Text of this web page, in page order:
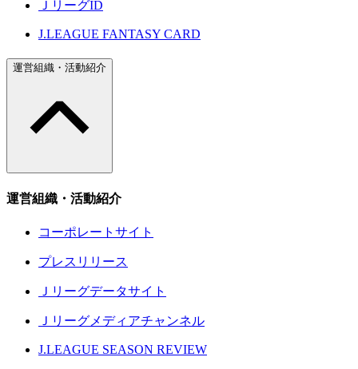
ＪリーグID
J.LEAGUE FANTASY CARD
運営組織・活動紹介
運営組織・活動紹介
コーポレートサイト
プレスリリース
Ｊリーグデータサイト
Ｊリーグメディアチャンネル
J.LEAGUE SEASON REVIEW